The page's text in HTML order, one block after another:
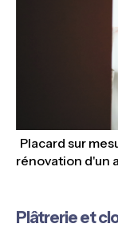
Placard sur
rénovation d'un
Plâtrerie et